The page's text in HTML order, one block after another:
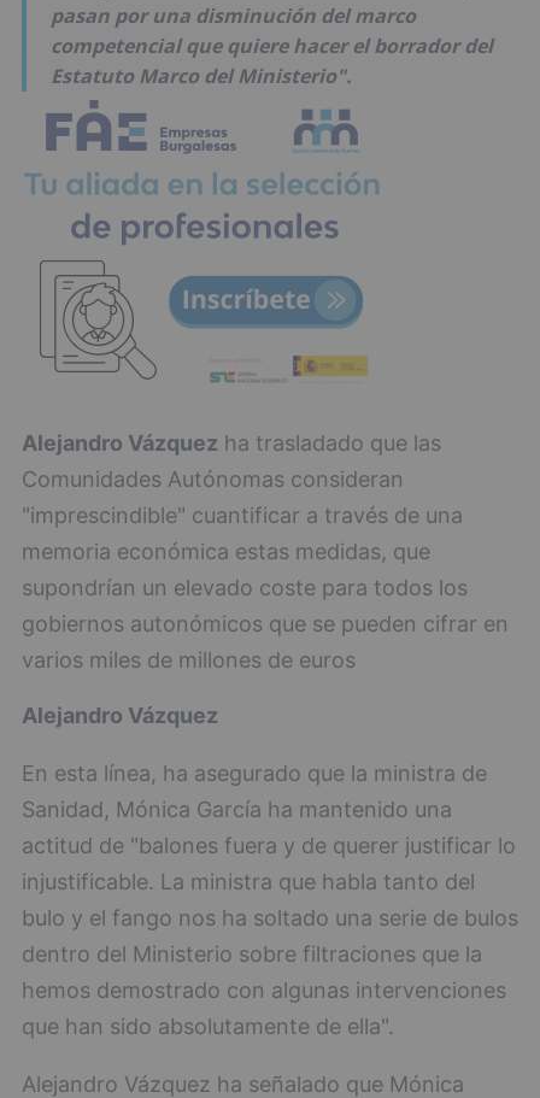
pasan por una disminución del marco
competencial que quiere hacer el borrador del
Estatuto Marco del Ministerio".
Alejandro Vázquez ha trasladado que las
Comunidades Autónomas consideran
"imprescindible" cuantificar a través de una
memoria económica estas medidas, que
supondrían un elevado coste para todos los
gobiernos autonómicos que se pueden cifrar en
varios miles de millones de euros
Alejandro Vázquez
En esta línea, ha asegurado que la ministra de
Sanidad, Mónica García ha mantenido una
actitud de "balones fuera y de querer justificar lo
injustificable. La ministra que habla tanto del
bulo y el fango nos ha soltado una serie de bulos
dentro del Ministerio sobre filtraciones que la
hemos demostrado con algunas intervenciones
que han sido absolutamente de ella".
Alejandro Vázquez ha señalado que Mónica